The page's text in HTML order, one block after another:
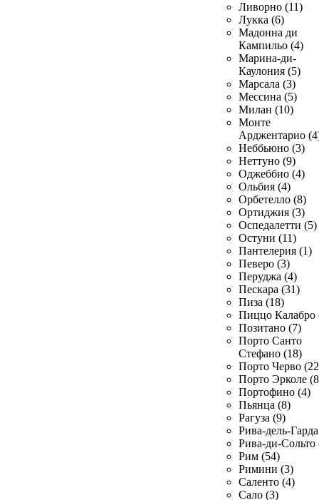
Ливорно (11)
Лукка (6)
Мадонна ди
Кампильо (4)
Марина-ди-
Каулония (5)
Марсала (3)
Мессина (5)
Милан (10)
Монте
Арджентарио
Неббьюно (3)
Неттуно (9)
Оджеббио (4)
Ольбия (4)
Орбетелло (8)
Ортиджия (3)
Оспедалетти (5)
Остуни (11)
Пантелерия (1)
Певеро (3)
Перуджа (4)
Пескара (31)
Пиза (18)
Пиццо Калабро
Позитано (7)
Порто Санто
Стефано (18)
Порто Черво
Порто Эрколе
Портофино (4)
Пьянца (8)
Рагуза (9)
Рива-дель-
Рива-ди-Сольто
Рим (54)
Римини (3)
Саленто (4)
Сало (3)